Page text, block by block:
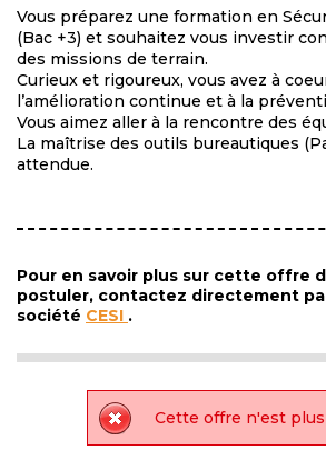
Vous préparez une formation en
(Bac +3) et souhaitez vous investir
des missions de terrain.
Curieux et rigoureux, vous avez à
l’amélioration continue et à la
Vous aimez aller à la rencontre des
La maîtrise des outils bureautiques
attendue.
Pour en savoir plus sur cette offre
postuler, contactez directement
société CESI .
Cette offre n'est plus